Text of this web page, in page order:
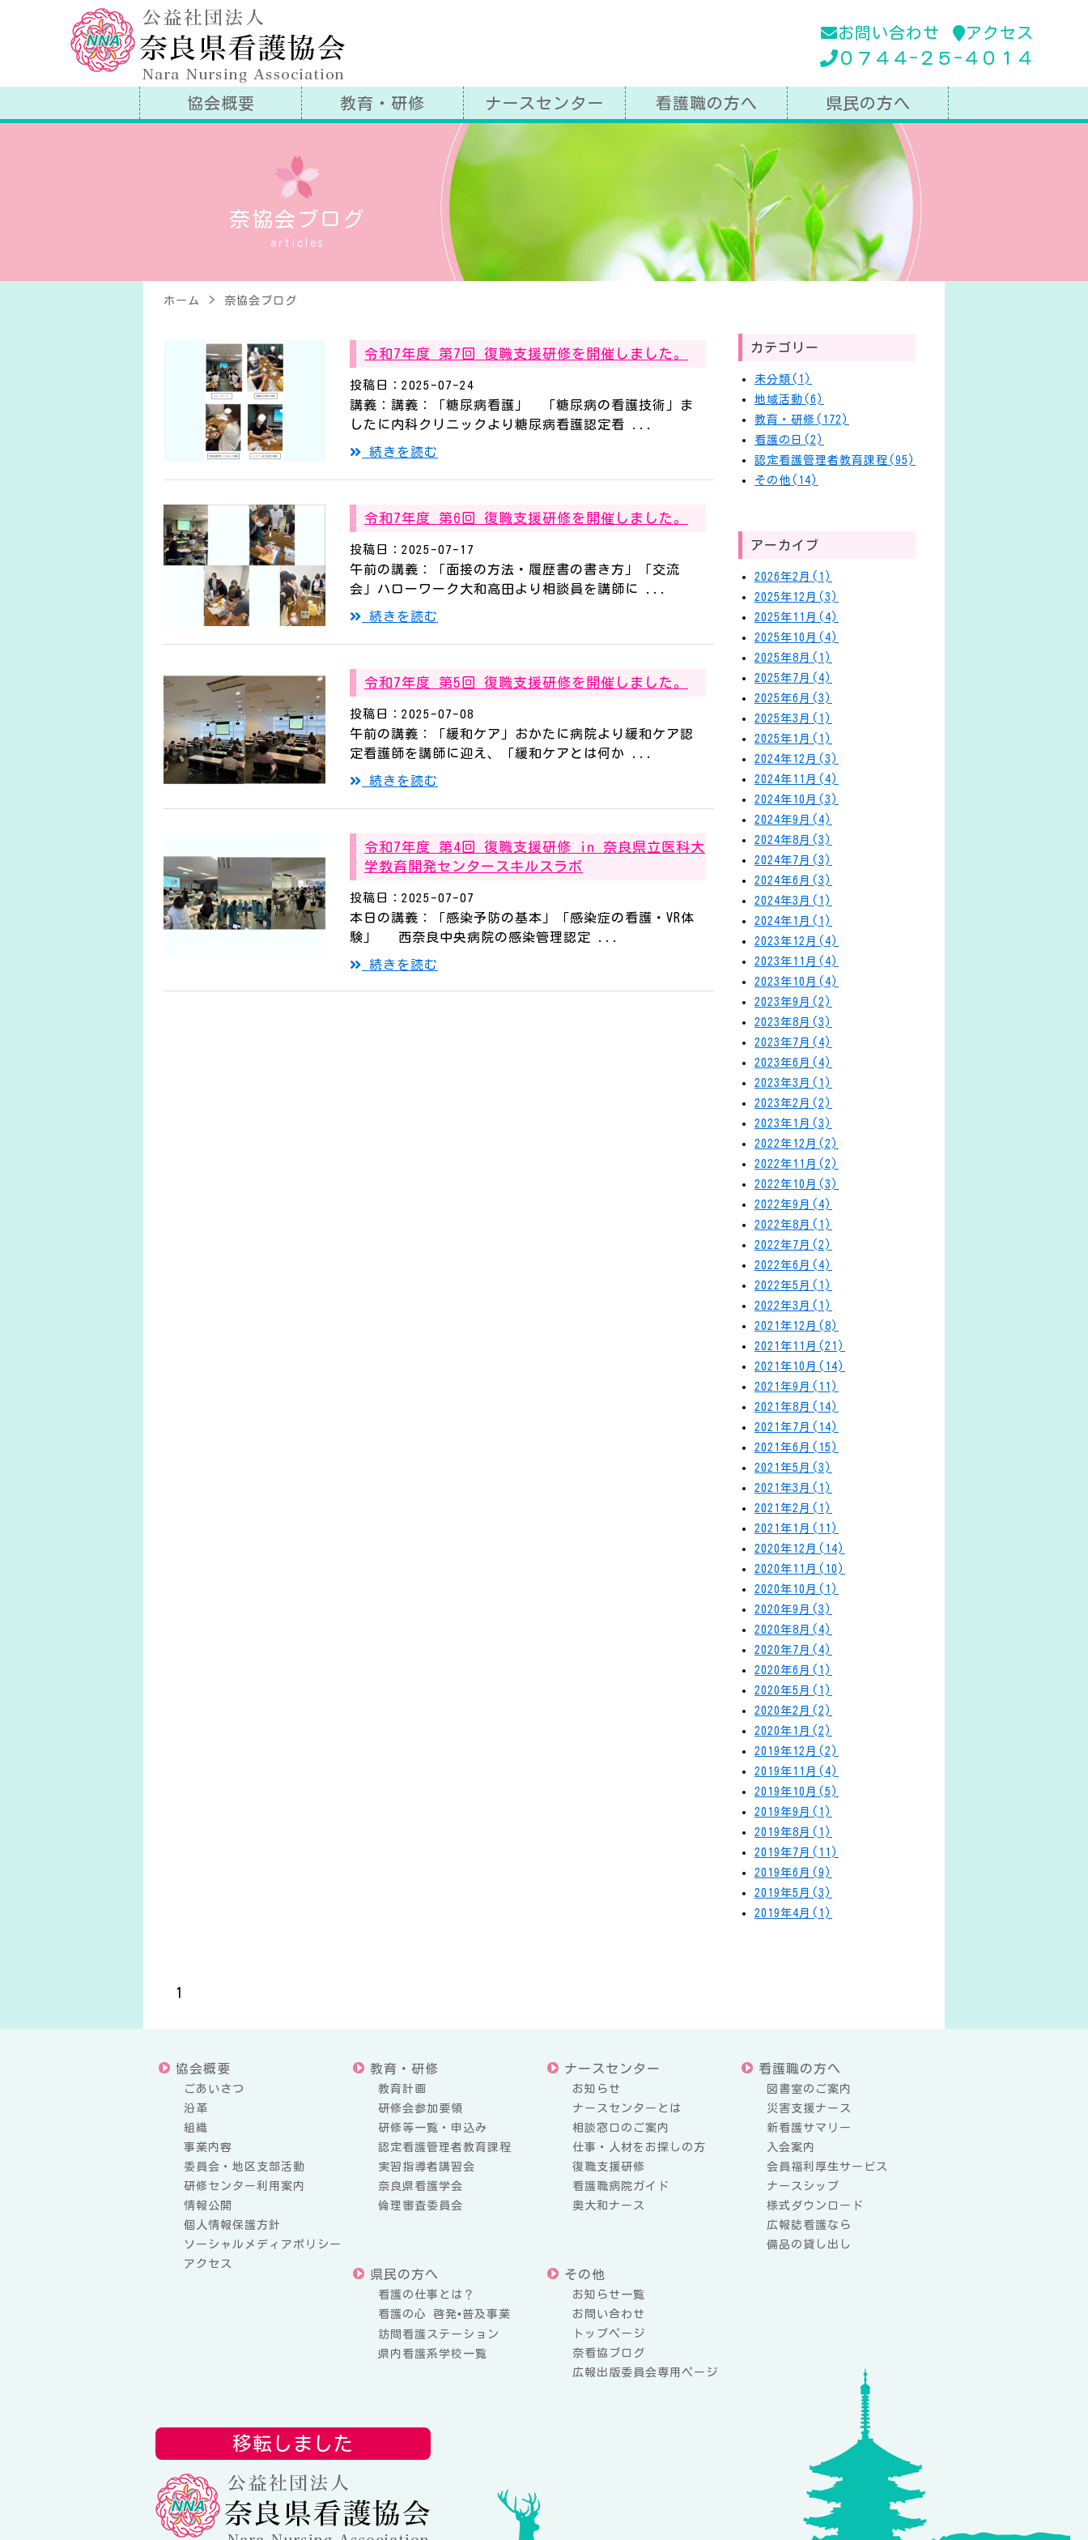
アクセス
お問い合わせ
０７４４-２５-４０１４
協会概要 教育・研修 ナースセンター 看護職の方へ 県民の方へ
奈協会ブログ
articles
ホーム 奈協会ブログ
令和7年度 第7回 復職支援研修を開催しました。
投稿日：2025-07-24
講義：講義：「糖尿病看護」 「糖尿病の看護技術」ま
したに内科クリニックより糖尿病看護認定看 ...
続きを読む
令和7年度 第6回 復職支援研修を開催しました。
投稿日：2025-07-17
午前の講義：「面接の方法・履歴書の書き方」「交流
会」ハローワーク大和高田より相談員を講師に ...
続きを読む
令和7年度 第5回 復職支援研修を開催しました。
投稿日：2025-07-08
午前の講義：「緩和ケア」おかたに病院より緩和ケア認
定看護師を講師に迎え、「緩和ケアとは何か ...
続きを読む
令和7年度 第4回 復職支援研修 in 奈良県立医科大
学教育開発センタースキルスラボ
投稿日：2025-07-07
本日の講義：「感染予防の基本」「感染症の看護・VR体
験」 西奈良中央病院の感染管理認定 ...
続きを読む
カテゴリー
未分類(1)
地域活動(6)
教育・研修(172)
看護の日(2)
認定看護管理者教育課程(95)
その他(14)
アーカイブ
2026年2月(1)
2025年12月(3)
2025年11月(4)
2025年10月(4)
2025年8月(1)
2025年7月(4)
2025年6月(3)
2025年3月(1)
2025年1月(1)
2024年12月(3)
2024年11月(4)
2024年10月(3)
2024年9月(4)
2024年8月(3)
2024年7月(3)
2024年6月(3)
2024年3月(1)
2024年1月(1)
2023年12月(4)
2023年11月(4)
2023年10月(4)
2023年9月(2)
2023年8月(3)
2023年7月(4)
2023年6月(4)
2023年3月(1)
2023年2月(2)
2023年1月(3)
2022年12月(2)
2022年11月(2)
2022年10月(3)
2022年9月(4)
2022年8月(1)
2022年7月(2)
2022年6月(4)
2022年5月(1)
2022年3月(1)
2021年12月(8)
2021年11月(21)
2021年10月(14)
2021年9月(11)
2021年8月(14)
2021年7月(14)
2021年6月(15)
2021年5月(3)
2021年3月(1)
2021年2月(1)
2021年1月(11)
2020年12月(14)
2020年11月(10)
2020年10月(1)
2020年9月(3)
2020年8月(4)
2020年7月(4)
2020年6月(1)
2020年5月(1)
2020年2月(2)
2020年1月(2)
2019年12月(2)
2019年11月(4)
2019年10月(5)
2019年9月(1)
2019年8月(1)
2019年7月(11)
2019年6月(9)
2019年5月(3)
2019年4月(1)
1
協会概要
ごあいさつ
沿革
組織
事業内容
委員会・地区支部活動
研修センター利用案内
情報公開
個人情報保護方針
ソーシャルメディアポリシー
アクセス
教育・研修
教育計画
研修会参加要領
研修等一覧・申込み
認定看護管理者教育課程
実習指導者講習会
奈良県看護学会
倫理審査委員会
ナースセンター
お知らせ
ナースセンターとは
相談窓口のご案内
仕事・人材をお探しの方
復職支援研修
看護職病院ガイド
奥大和ナース
看護職の方へ
図書室のご案内
災害支援ナース
新看護サマリー
入会案内
会員福利厚生サービス
ナースシップ
様式ダウンロード
広報誌看護なら
備品の貸し出し
県民の方へ
看護の仕事とは？
看護の心 啓発•普及事業
訪問看護ステーション
県内看護系学校一覧
その他
お知らせ一覧
お問い合わせ
トップページ
奈看協ブログ
広報出版委員会専用ページ
移転しました